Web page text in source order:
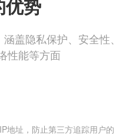
优势
盖隐私保护、安全性、
性能等方面
地址，防止第三方追踪用户的